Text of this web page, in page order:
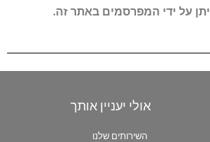
על ידי המפרסמים באתר זה.
אולי יעניין אותך
השירותים שלנו